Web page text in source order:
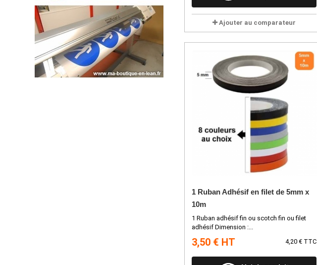
Ajouter au comparateur
1 Ruban Adhésif en filet de 5mm x
10m
1 Ruban adhésif fin ou scotch fin ou filet
adhésif Dimension :...
3,50 € HT 4,20 € TTC